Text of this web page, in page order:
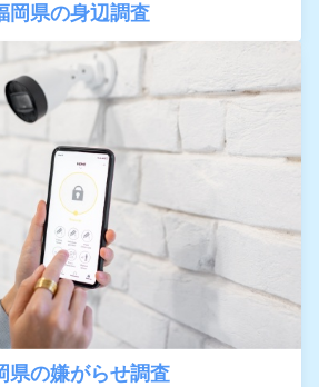
岡県の身辺調査
県の嫌がらせ調査